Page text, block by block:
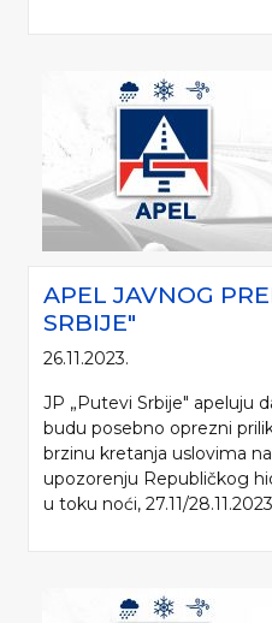
APEL JAVNOG
SRBIJE"
26.11.2023.
JP „Putevi Srbije" apeluju
budu posebno oprezni
brzinu kretanja uslovima
upozorenju Republičkog
u toku noći, 27.11/